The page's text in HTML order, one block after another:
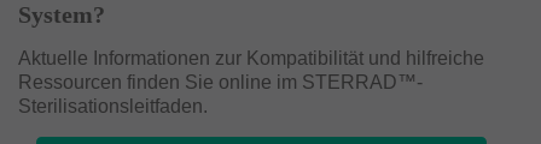
System?
Aktuelle Informationen zur Kompatibilität und hilfreiche
Ressourcen finden Sie online im STERRAD™-
Sterilisationsleitfaden.